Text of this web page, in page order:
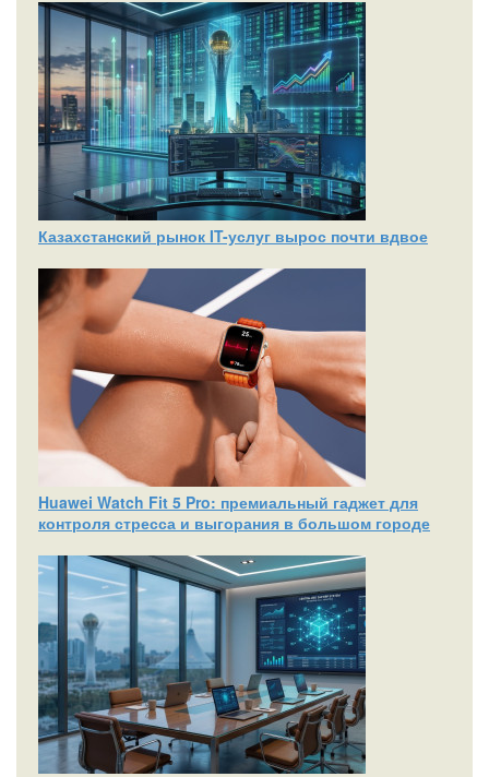
Казахстанский рынок IT-услуг вырос почти вдвое
Huawei Watch Fit 5 Pro: премиальный гаджет для
контроля стресса и выгорания в большом городе